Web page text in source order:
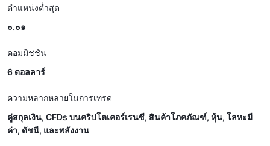
ตำแหน่งต่ำสุด
๐.๐๑
คอมมิชชัน
6 ดอลลาร์
ความหลากหลายในการเทรด
คู่สกุลเงิน, CFDs บนคริปโตเคอร์เรนซี, สินค้าโภคภัณฑ์, หุ้น, โลหะมี
ค่า, ดัชนี, และพลังงาน